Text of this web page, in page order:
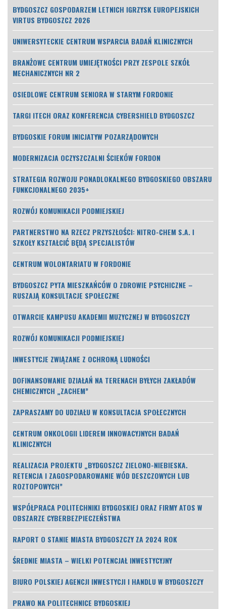
BYDGOSZCZ GOSPODARZEM LETNICH IGRZYSK EUROPEJSKICH
VIRTUS BYDGOSZCZ 2026
UNIWERSYTECKIE CENTRUM WSPARCIA BADAŃ KLINICZNYCH
BRANŻOWE CENTRUM UMIEJĘTNOŚCI PRZY ZESPOLE SZKÓŁ
MECHANICZNYCH NR 2
OSIEDLOWE CENTRUM SENIORA W STARYM FORDONIE
TARGI ITECH ORAZ KONFERENCJA CYBERSHIELD BYDGOSZCZ
BYDGOSKIE FORUM INICJATYW POZARZĄDOWYCH
MODERNIZACJA OCZYSZCZALNI ŚCIEKÓW FORDON
STRATEGIA ROZWOJU PONADLOKALNEGO BYDGOSKIEGO OBSZARU
FUNKCJONALNEGO 2035+
ROZWÓJ KOMUNIKACJI PODMIEJSKIEJ
PARTNERSTWO NA RZECZ PRZYSZŁOŚCI: NITRO-CHEM S.A. I
SZKOŁY KSZTAŁCIĆ BĘDĄ SPECJALISTÓW
CENTRUM WOLONTARIATU W FORDONIE
BYDGOSZCZ PYTA MIESZKAŃCÓW O ZDROWIE PSYCHICZNE –
RUSZAJĄ KONSULTACJE SPOŁECZNE
OTWARCIE KAMPUSU AKADEMII MUZYCZNEJ W BYDGOSZCZY
ROZWÓJ KOMUNIKACJI PODMIEJSKIEJ
INWESTYCJE ZWIĄZANE Z OCHRONĄ LUDNOŚCI
DOFINANSOWANIE DZIAŁAŃ NA TERENACH BYŁYCH ZAKŁADÓW
CHEMICZNYCH „ZACHEM”
ZAPRASZAMY DO UDZIAŁU W KONSULTACJA SPOŁECZNYCH
CENTRUM ONKOLOGII LIDEREM INNOWACYJNYCH BADAŃ
KLINICZNYCH
REALIZACJA PROJEKTU „BYDGOSZCZ ZIELONO-NIEBIESKA.
RETENCJA I ZAGOSPODAROWANIE WÓD DESZCZOWYCH LUB
ROZTOPOWYCH”
WSPÓŁPRACA POLITECHNIKI BYDGOSKIEJ ORAZ FIRMY ATOS W
OBSZARZE CYBERBEZPIECZEŃSTWA
RAPORT O STANIE MIASTA BYDGOSZCZY ZA 2024 ROK
ŚREDNIE MIASTA – WIELKI POTENCJAŁ INWESTYCYJNY
BIURO POLSKIEJ AGENCJI INWESTYCJI I HANDLU W BYDGOSZCZY
PRAWO NA POLITECHNICE BYDGOSKIEJ